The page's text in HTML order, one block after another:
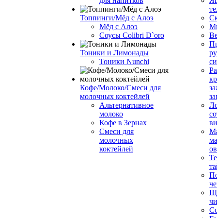
Топпинги/Мёд с Алоэ
Мёд с Алоэ
Соусы Colibri D`oro
Тоники и Лимонады
Тоники Nunchi
Кофе/Молоко/Смеси для
молочных коктейлей
Альтернативное
молоко
Кофе в Зернах
Смеси для
молочных
коктейлей